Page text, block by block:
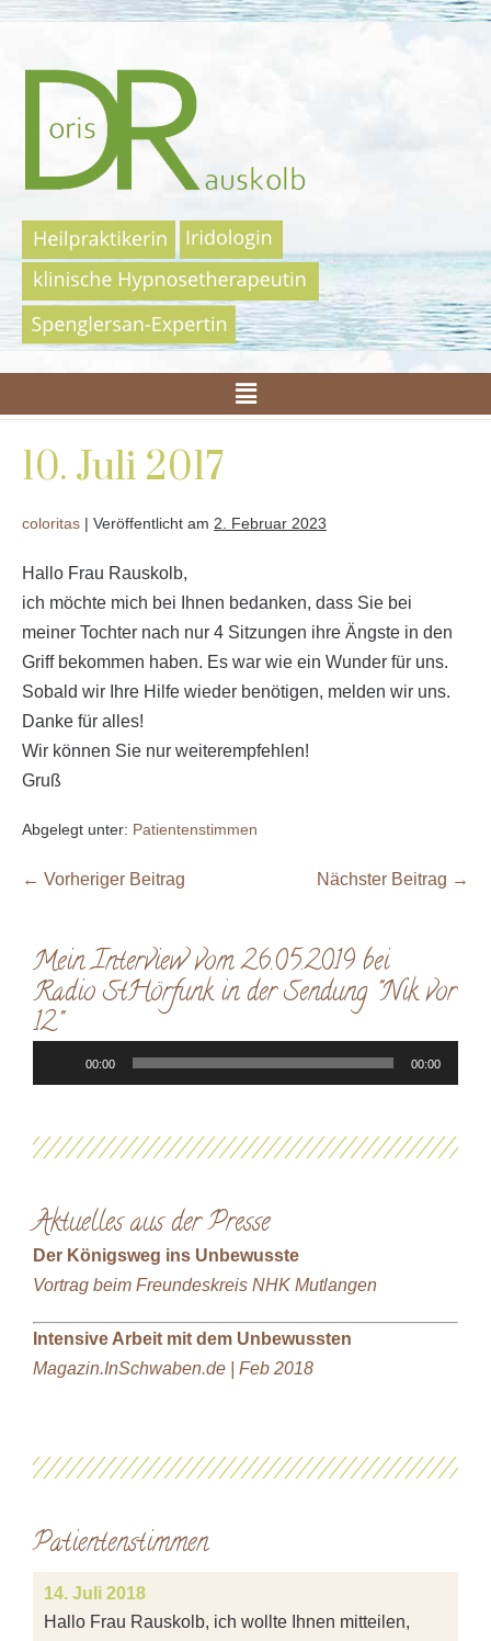
10. Juli 2017
coloritas | Veröffentlicht am 2. Februar 2023
Hallo Frau Rauskolb,
ich möchte mich bei Ihnen bedanken, dass Sie bei
meiner Tochter nach nur 4 Sitzungen ihre Ängste in den
Griff bekommen haben. Es war wie ein Wunder für uns.
Sobald wir Ihre Hilfe wieder benötigen, melden wir uns.
Danke für alles!
Wir können Sie nur weiterempfehlen!
Gruß
Abgelegt unter: Patientenstimmen
← Vorheriger Beitrag Nächster Beitrag →
Mein Interview vom 26.05.2019 bei
Radio StHörfunk in der Sendung "Nik vor
12"
Player
00:00 00:00
Aktuelles aus der Presse
Der Königsweg ins Unbewusste
Vortrag beim Freundeskreis NHK Mutlangen
Intensive Arbeit mit dem Unbewussten
Magazin.InSchwaben.de | Feb 2018
Patientenstimmen
14. Juli 2018
Hallo Frau Rauskolb, ich wollte Ihnen mitteilen,